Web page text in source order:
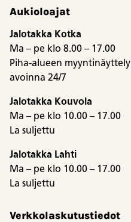
Aukioloajat
Jalotakka Kotka
Ma – pe klo 8.00 – 17.00
Piha-alueen myyntinäyttely
avoinna 24/7
Jalotakka Kouvola
Ma – pe klo 10.00 – 17.00
La suljettu
Jalotakka Lahti
Ma – pe klo 10.00 – 17.00
La suljettu
Verkkolaskutustiedot